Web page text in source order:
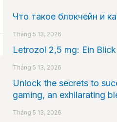
Что такое блокчейн и
Tháng 5 13, 2026
Letrozol 2,5 mg: Ein
Tháng 5 13, 2026
Unlock the secrets to
gaming, an exhilarating
Tháng 5 13, 2026